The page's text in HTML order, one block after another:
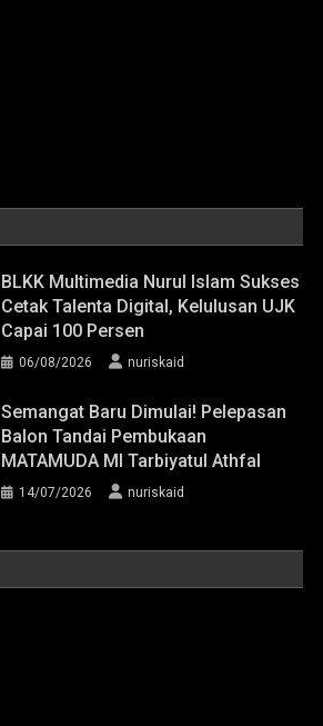
BLKK Multimedia Nurul Islam Sukses
Cetak Talenta Digital, Kelulusan UJK
Capai 100 Persen
06/08/2026 nuriskaid
Semangat Baru Dimulai! Pelepasan
Balon Tandai Pembukaan
MATAMUDA MI Tarbiyatul Athfal
14/07/2026 nuriskaid